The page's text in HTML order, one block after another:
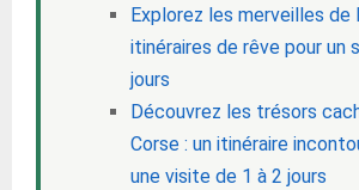
Explorez les merveilles de
itinéraires de rêve pour un
jours
Découvrez les trésors
Corse : un itinéraire
une visite de 1 à 2 jours